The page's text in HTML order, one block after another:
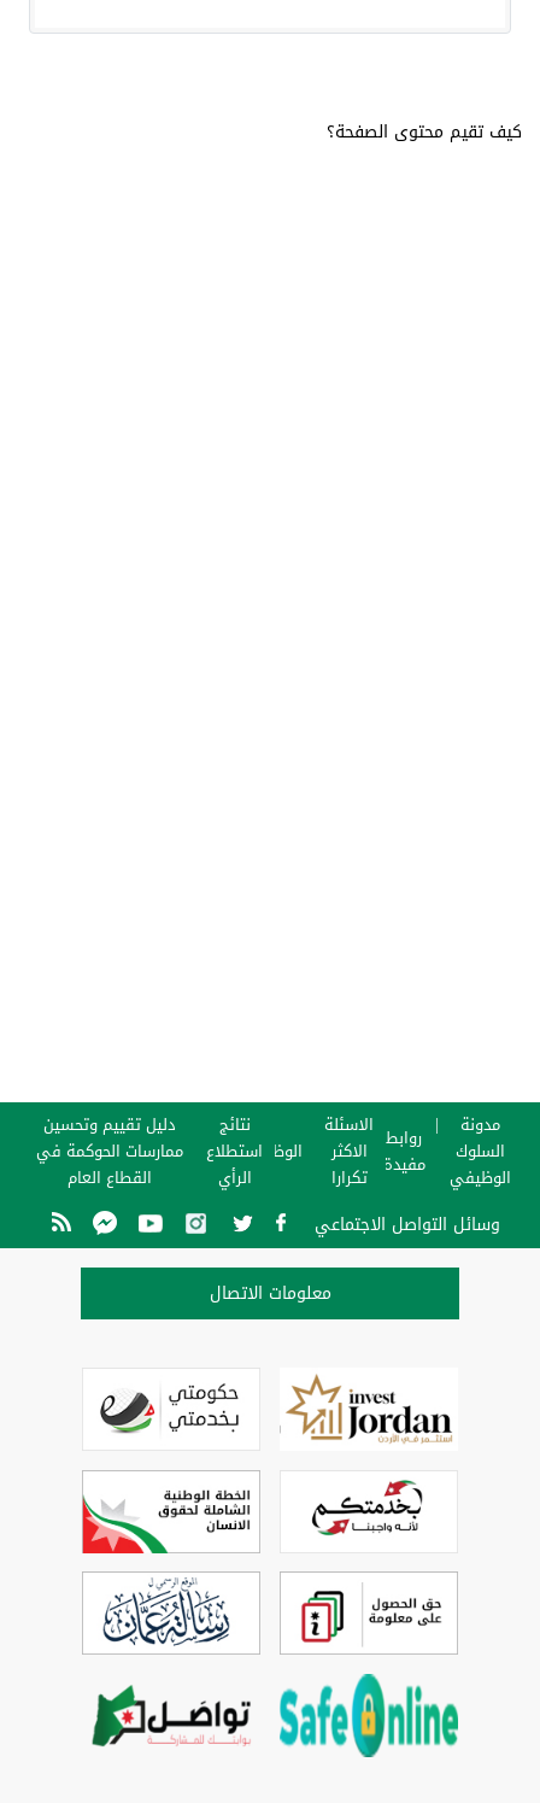
كيف تقيم محتوى الصفحة؟
مدونة
السلوك
الوظيفي
روابط
مفيدة
الاسئلة
الاكثر
تكرارا
الوظائف
نتائج
استطلاع
الرأي
دليل تقييم وتحسين
ممارسات الحوكمة في
القطاع العام
وسائل التواصل الاجتماعي
معلومات الاتصال